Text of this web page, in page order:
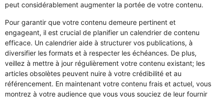
peut considérablement augmenter la portée de votre contenu.
Pour garantir que votre contenu demeure pertinent et
engageant, il est crucial de planifier un calendrier de contenu
efficace. Un calendrier aide à structurer vos publications, à
diversifier les formats et à respecter les échéances. De plus,
veillez à mettre à jour régulièrement votre contenu existant; les
articles obsolètes peuvent nuire à votre crédibilité et au
référencement. En maintenant votre contenu frais et actuel, vous
montrez à votre audience que vous vous souciez de leur fournir